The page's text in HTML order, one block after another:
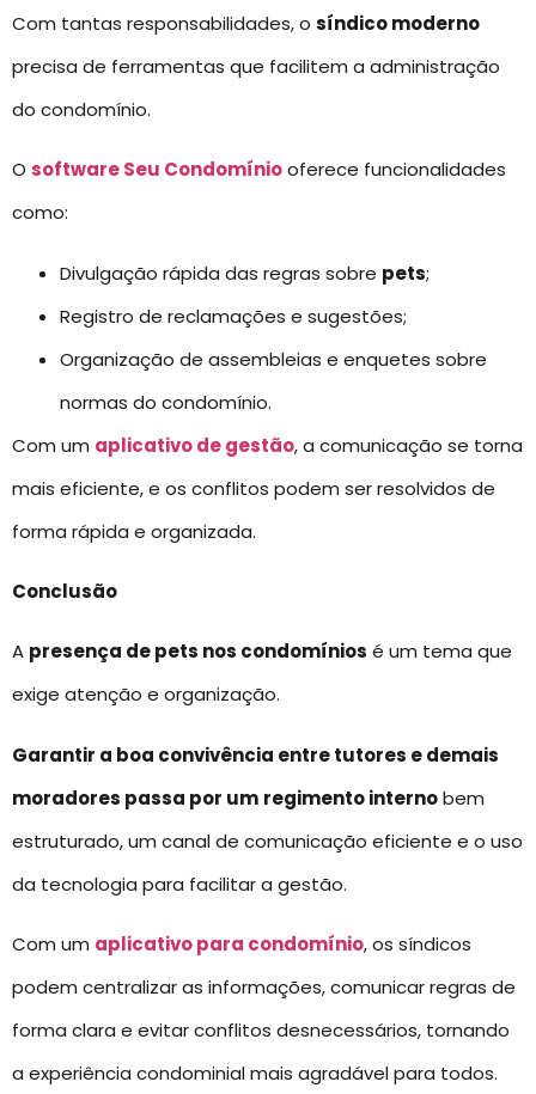
Com tantas responsabilidades, o síndico moderno
precisa de ferramentas que facilitem a administração
do condomínio.
O software Seu Condomíniooferece funcionalidades
como:
Divulgação rápida das regras sobre pets;
Registro de reclamações e sugestões;
Organização de assembleias e enquetes sobre
normas do condomínio.
Com um aplicativo de gestão, a comunicação se torna
mais eficiente, e os conflitos podem ser resolvidos de
forma rápida e organizada.
Conclusão
A presença de pets nos condomínios é um tema que
exige atenção e organização.
Garantir a boa convivência entre tutores e demais
moradores passa por um regimento internobem
estruturado, um canal de comunicação eficiente e o uso
da tecnologia para facilitar a gestão.
Com um aplicativo para condomínio, os síndicos
podem centralizar as informações, comunicar regras de
forma clara e evitar conflitos desnecessários, tornando
a experiência condominial mais agradável para todos.